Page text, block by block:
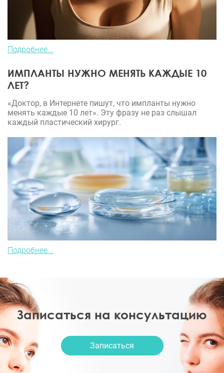
Подробнее...
ИМПЛАНТЫ НУЖНО МЕНЯТЬ КАЖДЫЕ 10
ЛЕТ?
«Доктор, в Интернете пишут, что импланты нужно
менять каждые 10 лет». Эту фразу не раз слышал
каждый пластический хирург.
Подробнее...
Записаться на консультацию
Записаться